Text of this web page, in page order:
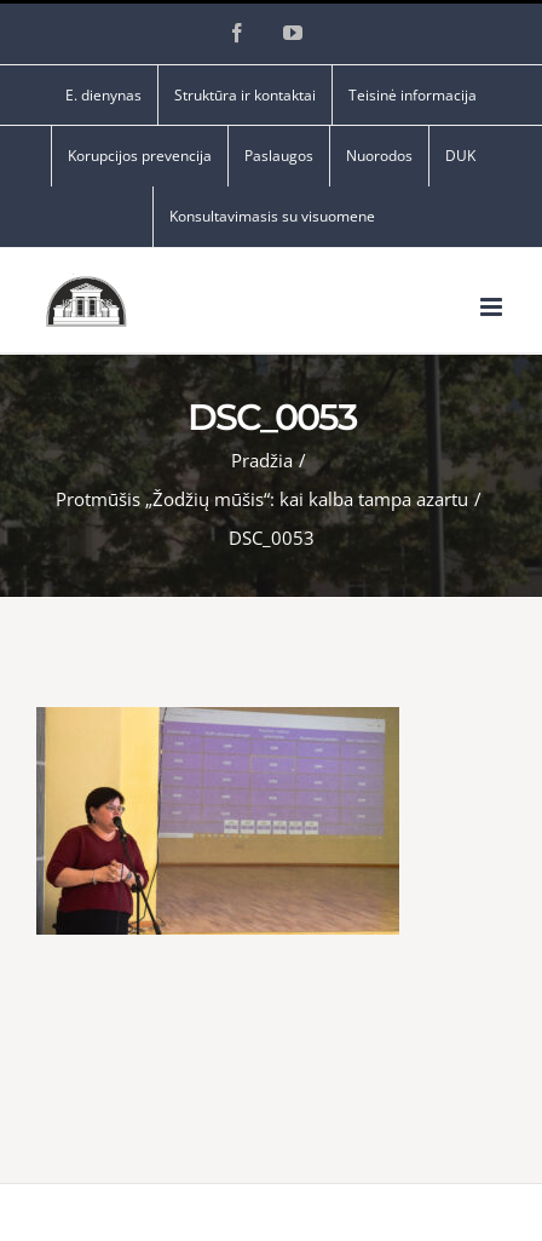
FacebookYouTube
E. dienynas Struktūra ir kontaktai Teisinė informacija
Korupcijos prevencija Paslaugos Nuorodos DUK
Konsultavimasis su visuomene
DSC_0053
Pradžia /
Protmūšis „Žodžių mūšis“: kai kalba tampa azartu /
DSC_0053